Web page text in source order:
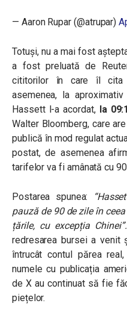
— Aaron Rupar (@atrupar)
Totuși, nu a mai fost
a fost preluată de
cititorilor în care îl cita
asemenea, la
Hassett l-a acordat, la
Walter Bloomberg, care
publică în mod regulat
postat, de asemenea
tarifelor va fi amânată cu
Postarea spunea:
pauză de 90 de zile în
țările, cu excepția Chinei”.
redresarea bursei a venit
întrucât contul părea
numele cu publicația
de X au continuat să fie
piețelor.